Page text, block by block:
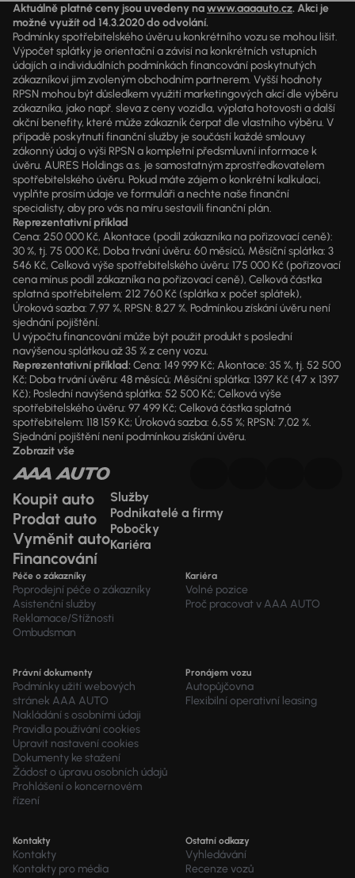
Aktuálně platné ceny jsou uvedeny nawww.aaaauto.cz. Akci je
možné využít od 14.3.2020 do odvolání.
Podmínky spotřebitelského úvěru u konkrétního vozu se mohou lišit.
Výpočet splátky je orientační a závisí na konkrétních vstupních
údajích a individuálních podmínkách financování poskytnutých
zákazníkovi jim zvoleným obchodním partnerem. Vyšší hodnoty
RPSN mohou být důsledkem využití marketingových akcí dle výběru
zákazníka, jako např. sleva z ceny vozidla, výplata hotovosti a další
akční benefity, které může zákazník čerpat dle vlastního výběru. V
případě poskytnutí finanční služby je součástí každé smlouvy
zákonný údaj o výši RPSN a kompletní předsmluvní informace k
úvěru. AURES Holdings a.s. je samostatným zprostředkovatelem
spotřebitelského úvěru. Pokud máte zájem o konkrétní kalkulaci,
vyplňte prosím údaje ve formuláři a nechte naše finanční
specialisty, aby pro vás na míru sestavili finanční plán.
Reprezentativní příklad
Cena: 250 000 Kč, Akontace (podíl zákazníka na pořizovací ceně):
30 %, tj. 75 000 Kč, Doba trvání úvěru: 60 měsíců, Měsíční splátka: 3
546 Kč, Celková výše spotřebitelského úvěru: 175 000 Kč (pořizovací
cena mínus podíl zákazníka na pořizovací ceně), Celková částka
splatná spotřebitelem: 212 760 Kč (splátka x počet splátek),
Úroková sazba: 7,97 %, RPSN: 8,27 %. Podmínkou získání úvěru není
sjednání pojištění.
U výpočtu financování může být použit produkt s poslední
navýšenou splátkou až 35 % z ceny vozu.
Reprezentativní příklad:Cena: 149 999 Kč; Akontace: 35 %, tj. 52 500
Kč; Doba trvání úvěru: 48 měsíců; Měsíční splátka: 1397 Kč (47 x 1397
Kč); Poslední navýšená splátka: 52 500 Kč; Celková výše
spotřebitelského úvěru: 97 499 Kč; Celková částka splatná
spotřebitelem: 118 159 Kč; Úroková sazba: 6,55 %; RPSN: 7,02 %.
Sjednání pojištění není podmínkou získání úvěru.
Zobrazit vše
Koupit auto
Prodat auto
Vyměnit auto
Financování
Služby
Podnikatelé a firmy
Pobočky
Kariéra
Péče o zákazníky
Poprodejní péče o zákazníky
Asistenční služby
Reklamace/Stížnosti
Ombudsman
Kariéra
Volné pozice
Proč pracovat v AAA AUTO
Právní dokumenty
Podmínky užití webových
stránek AAA AUTO
Nakládání s osobními údaji
Pravidla používání cookies
Upravit nastavení cookies
Dokumenty ke stažení
Žádost o úpravu osobních údajů
Prohlášení o koncernovém
řízení
Pronájem vozu
Autopůjčovna
Flexibilní operativní leasing
Kontakty
Kontakty
Kontakty pro média
Ostatní odkazy
Vyhledávání
Recenze vozů